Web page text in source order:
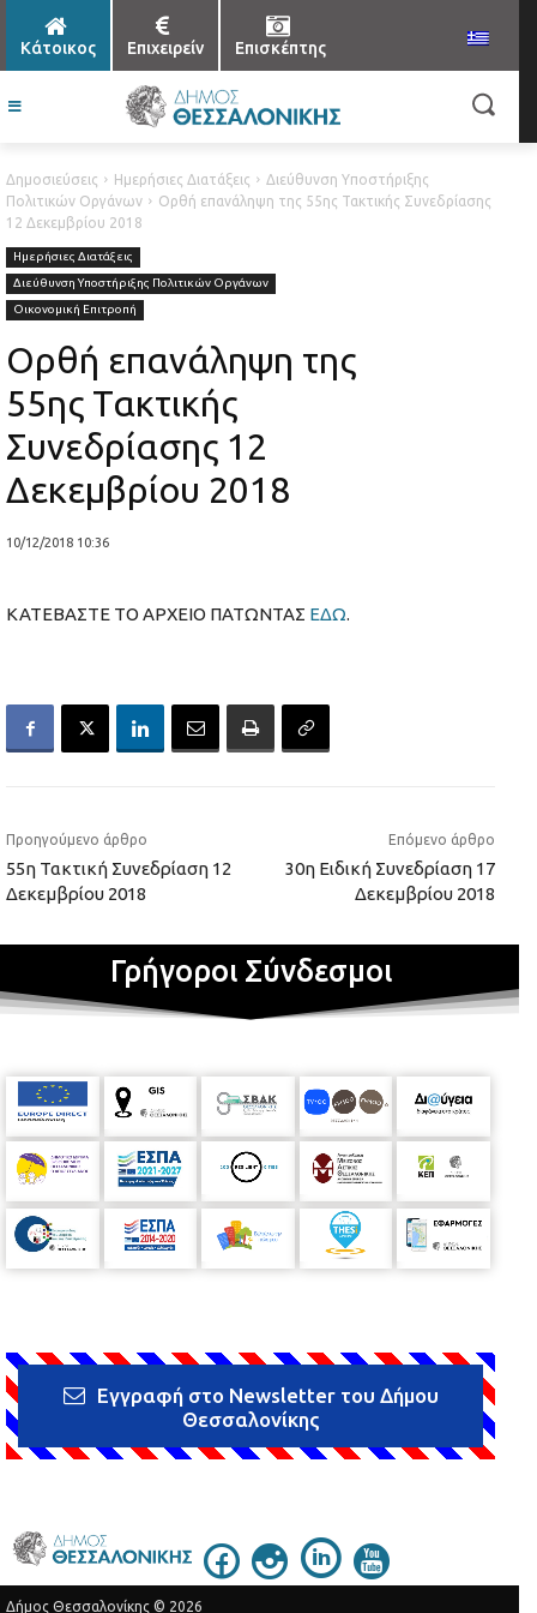
Κάτοικος Επιχειρείν Επισκέπτης
Δημοσιεύσεις Ημερήσιες Διατάξεις
Διεύθυνση Υποστήριξης
Πολιτικών Οργάνων
Ορθή επανάληψη της 55ης Τακτικής Συνεδρίασης
12 Δεκεμβρίου 2018
Ημερήσιες Διατάξεις
Διεύθυνση Υποστήριξης Πολιτικών Οργάνων
Οικονομική Επιτροπή
Ορθή επανάληψη της
55ης Τακτικής
Συνεδρίασης 12
Δεκεμβρίου 2018
10/12/2018 10:36
ΚΑΤΕΒΑΣΤΕ ΤΟ ΑΡΧΕΙΟ ΠΑΤΩΝΤΑΣ ΕΔΩ.
Προηγούμενο άρθρο
55η Τακτική Συνεδρίαση 12
Δεκεμβρίου 2018
Επόμενο άρθρο
30η Ειδική Συνεδρίαση 17
Δεκεμβρίου 2018
Γρήγοροι Σύνδεσμοι
Εγγραφή στο Newsletter του Δήμου
Θεσσαλονίκης
Δήμος Θεσσαλονίκης © 2026